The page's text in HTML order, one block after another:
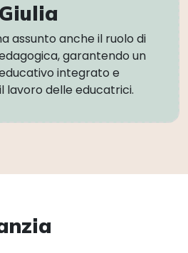
Giulia
assunto anche il ruolo di
garantendo un
integrato e
lavoro delle educatrici.